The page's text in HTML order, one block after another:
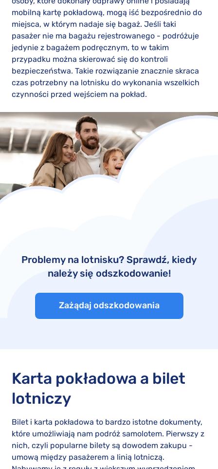
mobilną kartę pokładową, mogą iść bezpośrednio do
miejsca, w którym nadaje się bagaż. Jeśli taki
pasażer nie ma bagażu rejestrowanego - podróżuje
jedynie z bagażem podręcznym, to w takim
przypadku można skierować się do kontroli
bezpieczeństwa. Takie rozwiązanie znacznie skraca
czas potrzebny na lotnisku do wykonania wszelkich
czynności przed wejściem na pokład.
Problemy na lotnisku? Sprawdź, kiedy
należy się odszkodowanie!
Zażądaj odszkodowania
Karta pokładowa a bilet
lotniczy
Bilet i karta pokładowa to bardzo istotne dokumenty,
które umożliwiają nam podróż samolotem. Pierwszy z
nich, czyli popularne bilety są dowodem zakupu -
umową między pasażerem a linią lotniczą.